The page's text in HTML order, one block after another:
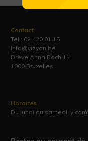
Contact
Tel : 02 420 01 15
info@vizyon.be
Drève Anna Boch 11
1000 Bruxelles
Horaires
Du lundi au samedi, y